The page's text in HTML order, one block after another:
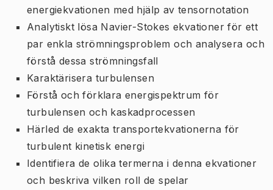
energiekvationen med hjälp av tensornotation
Analytiskt lösa Navier-Stokes ekvationer för ett
par enkla strömningsproblem och analysera och
förstå dessa strömningsfall
Karaktärisera turbulensen
Förstå och förklara energispektrum för
turbulensen och kaskadprocessen
Härled de exakta transportekvationerna för
turbulent kinetisk energi
Identifiera de olika termerna i denna ekvationer
och beskriva vilken roll de spelar